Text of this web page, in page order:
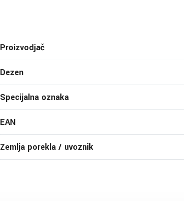
Proizvodjač
Dezen
Specijalna oznaka
EAN
Zemlja porekla / uvoznik